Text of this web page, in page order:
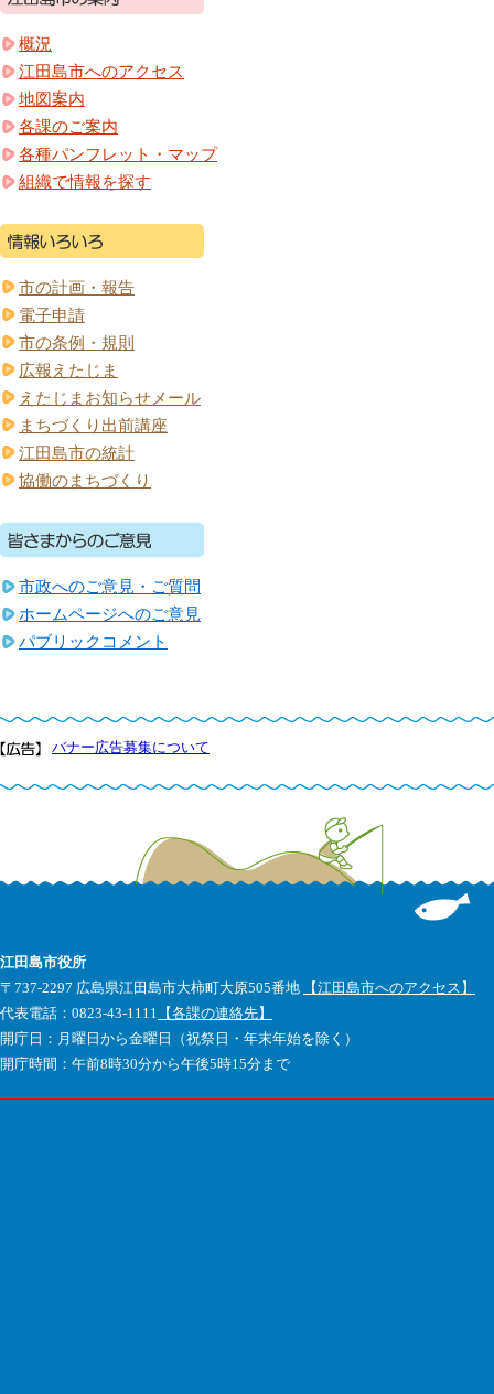
概況
江田島市へのアクセス
地図案内
各課のご案内
各種パンフレット・マップ
組織で情報を探す
市の計画・報告
電子申請
市の条例・規則
広報えたじま
えたじまお知らせメール
まちづくり出前講座
江田島市の統計
協働のまちづくり
市政へのご意見・ご質問
ホームページへのご意見
パブリックコメント
バナー広告募集について
江田島市役所
〒737-2297 広島県江田島市大柿町大原505番地
【江田島市へのアクセス】
代表電話：0823-43-1111 【各課の連絡先】
開庁日：月曜日から金曜日（祝祭日・年末年始を除く）
開庁時間：午前8時30分から午後5時15分まで